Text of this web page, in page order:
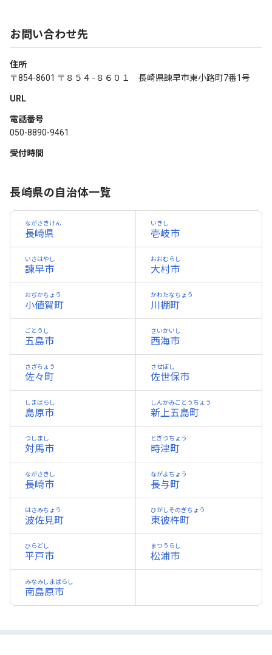
お問い合わせ先
住所
〒854-8601 〒８５４−８６０１ 長崎県諫早市東小路町7番1号
URL
電話番号
050-8890-9461
受付時間
長崎県の自治体一覧
長崎県
ながさきけん
壱岐市
いきし
諫早市
いさはやし
大村市
おおむらし
小値賀町
おぢかちょう
川棚町
かわたなちょう
五島市
ごとうし
西海市
さいかいし
佐々町
さざちょう
佐世保市
させぼし
島原市
しまばらし
新上五島町
しんかみごとうちょう
対馬市
つしまし
時津町
とぎつちょう
長崎市
ながさきし
長与町
ながよちょう
波佐見町
はさみちょう
東彼杵町
ひがしそのぎちょう
平戸市
ひらどし
松浦市
まつうらし
南島原市
みなみしまばらし